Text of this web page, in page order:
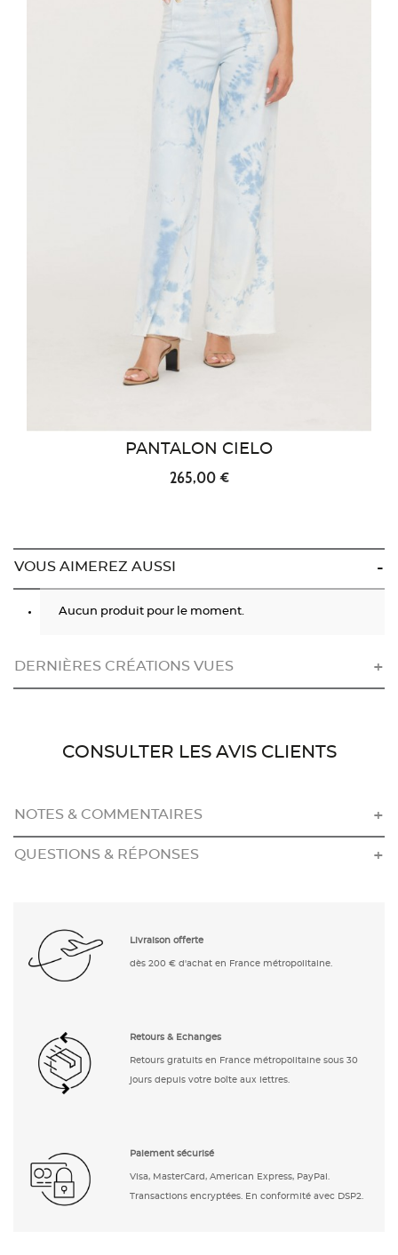
PANTALON CIELO
265,00 €
VOUS AIMEREZ AUSSI
Aucun produit pour le moment.
DERNIÈRES CRÉATIONS VUES
CONSULTER LES AVIS CLIENTS
NOTES & COMMENTAIRES
QUESTIONS & RÉPONSES
Livraison offerte
dès 200 € d'achat en France métropolitaine.
Retours & Echanges
Retours gratuits en France métropolitaine sous 30
jours depuis votre boîte aux lettres.
Paiement sécurisé
Visa, MasterCard, American Express, PayPal.
Transactions encryptées. En conformité avec DSP2.